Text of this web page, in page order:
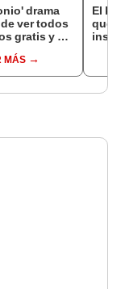
drama
ver todos
gratis y en
MÁS
El k-
que